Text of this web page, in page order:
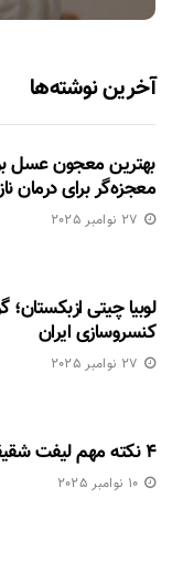
آخرین نوشته‌ها
بهترین معجون عسل
معجزه‌گر برای درمان
27 نوامبر 2025
لوبیا چیتی
کنسروسازی ایران
27 نوامبر 2025
۴ نکته مهم لیفت شقیقه با نخ در تهران
10 نوامبر 2025